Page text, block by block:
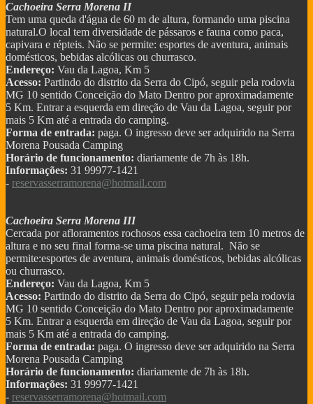
Cachoeira Serra Morena II
Tem uma queda d'água de 60 m de altura, formando uma piscina
natural.O local tem diversidade de pássaros e fauna como paca,
capivara e répteis. Não se permite: esportes de aventura, animais
domésticos, bebidas alcólicas ou churrasco.
Endereço: Vau da Lagoa, Km 5
Acesso: Partindo do distrito da Serra do Cipó, seguir pela rodovia
MG 10 sentido Conceição do Mato Dentro por aproximadamente
5 Km. Entrar a esquerda em direção de Vau da Lagoa, seguir por
mais 5 Km até a entrada do camping.
Forma de entrada: paga. O ingresso deve ser adquirido na Serra
Morena Pousada Camping
Horário de funcionamento: diariamente de 7h às 18h.
Informações: 31 99977-1421
- reservasserramorena@hotmail.com
Cachoeira Serra Morena III
Cercada por afloramentos rochosos essa cachoeira tem 10 metros de
altura e no seu final forma-se uma piscina natural. Não se
permite:esportes de aventura, animais domésticos, bebidas alcólicas
ou churrasco.
Endereço: Vau da Lagoa, Km 5
Acesso: Partindo do distrito da Serra do Cipó, seguir pela rodovia
MG 10 sentido Conceição do Mato Dentro por aproximadamente
5 Km. Entrar a esquerda em direção de Vau da Lagoa, seguir por
mais 5 Km até a entrada do camping.
Forma de entrada: paga. O ingresso deve ser adquirido na Serra
Morena Pousada Camping
Horário de funcionamento: diariamente de 7h às 18h.
Informações: 31 99977-1421
- reservasserramorena@hotmail.com